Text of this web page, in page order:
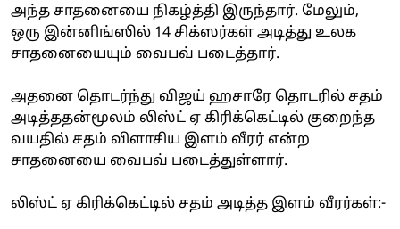
அந்த சாதனையை நிகழ்த்தி இருந்தார். மேலும்,
ஒரு இன்னிங்ஸில் 14 சிக்ஸர்கள் அடித்து உலக
சாதனையையும் வைபவ் படைத்தார்.
அதனை தொடர்ந்து விஜய் ஹசாரே தொடரில் சதம்
அடித்ததன்மூலம் லிஸ்ட் ஏ கிரிக்கெட்டில் குறைந்த
வயதில் சதம் விளாசிய இளம் வீரர் என்ற
சாதனையை வைபவ் படைத்துள்ளார்.
லிஸ்ட் ஏ கிரிக்கெட்டில் சதம் அடித்த இளம் வீரர்கள்:-